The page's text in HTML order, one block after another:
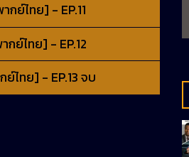
กย์ไทย] - EP.11
กย์ไทย] - EP.12
ไทย] - EP.13 จบ